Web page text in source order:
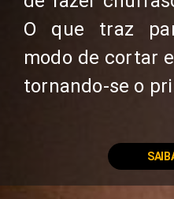
O que traz
modo de cortar
tornando-se o